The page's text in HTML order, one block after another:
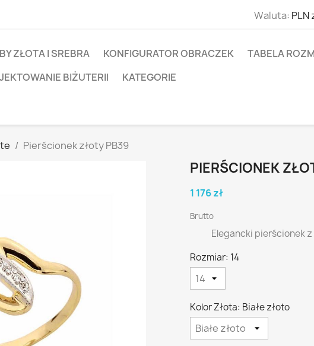
Waluta: PLN
ZŁOTA I SREBRA KONFIGURATOR OBRACZEK
TABELA
BIŻUTERII
KATEGORIE
Pierścionek złoty PB39
PIERŚCIONEK
1 176 zł
Brutto
Elegancki pierścionek
Rozmiar: 14
Kolor Złota: Białe złoto